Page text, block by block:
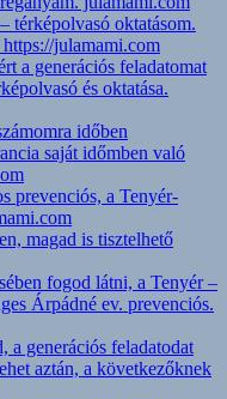
térképolvasó oktatásom.
julamami.com
a generációs feladatomat
és oktatása.
időben
saját időmben való
prevenciós, a Tenyér-
magad is tisztelhető
fogod látni, a Tenyér –
Árpádné ev. prevenciós.
a generációs feladatodat
aztán, a következőknek